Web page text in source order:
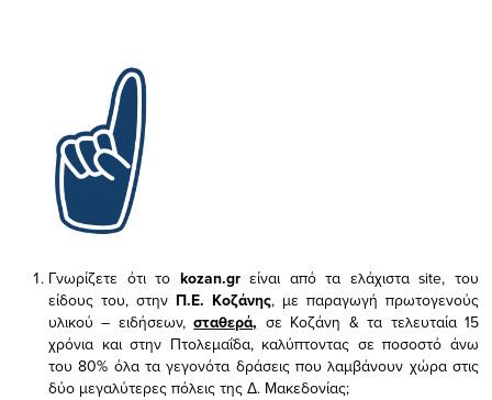
Γνωρίζετε ότι το kozan.gr είναι από τα ελάχισταsite, του
είδους του, στην Π.Ε. Κοζάνης, με παραγωγή πρωτογενούς
υλικού – ειδήσεων,σταθερά, σε Κοζάνη & τα τελευταία 15
χρόνια και στην Πτολεμαΐδα, καλύπτοντας σε ποσοστό άνω
του 80% όλα τα γεγονότα δράσεις που λαμβάνουν χώρα στις
δύο μεγαλύτερες πόλεις της Δ. Μακεδονίας;